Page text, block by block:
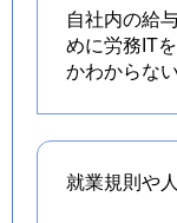
自社内の給
めに労務IT
かわからない
就業規則や